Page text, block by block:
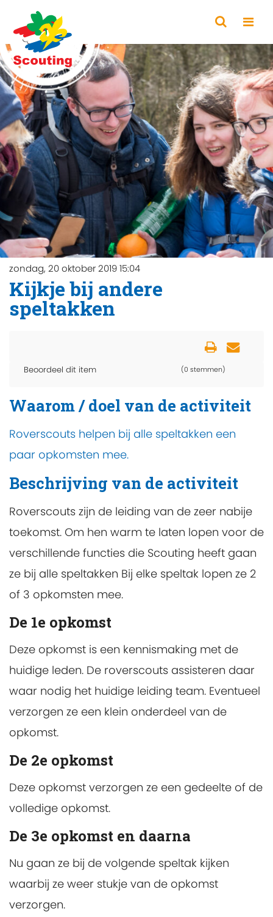
zondag, 20 oktober 2019 15:04
Kijkje bij andere
speltakken
Beoordeel dit item (0 stemmen)
Waarom / doel van de activiteit
Roverscouts helpen bij alle speltakken een
paar opkomsten mee.
Beschrijving van de activiteit
Roverscouts zijn de leiding van de zeer nabije
toekomst. Om hen warm te laten lopen voor de
verschillende functies die Scouting heeft gaan
ze bij alle speltakken Bij elke speltak lopen ze 2
of 3 opkomsten mee.
De 1e opkomst
Deze opkomst is een kennismaking met de
huidige leden. De roverscouts assisteren daar
waar nodig het huidige leiding team. Eventueel
verzorgen ze een klein onderdeel van de
opkomst.
De 2e opkomst
Deze opkomst verzorgen ze een gedeelte of de
volledige opkomst.
De 3e opkomst en daarna
Nu gaan ze bij de volgende speltak kijken
waarbij ze weer stukje van de opkomst
verzorgen.